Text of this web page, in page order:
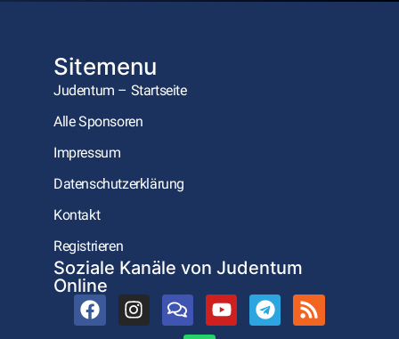
Sitemenu
Judentum – Startseite
Alle Sponsoren
Impressum
Datenschutzerklärung
Kontakt
Registrieren
Soziale Kanäle von Judentum
Online